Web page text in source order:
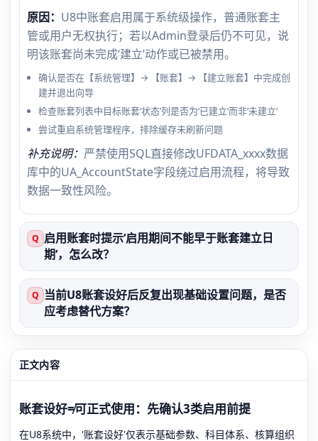
原因： U8中账套启用属于系统级操作，普通账套主
管或用户无权执行；若以Admin登录后仍不可见，说
明该账套尚未完成‘建立’动作或已被禁用。
确认是否在【系统管理】→ 【账套】→ 【建立账套】中完成创
建并退出向导
检查账套列表中目标账套‘状态’列是否为‘已建立’而非‘未建立’
尝试重启系统管理程序，排除缓存未刷新问题
补充说明： 严禁使用SQL直接修改UFDATA_xxxx数据
库中的UA_AccountState字段绕过启用流程，将导致
数据一致性风险。
Q 启用账套时提示‘启用期间不能早于账套建立日
期’，怎么改？
Q 当前U8账套设好后反复出现基础设置问题，是否
应考虑替代方案？
正文内容
账套设好≠可正式使用：先确认3类启用前提
在U8系统中，'账套设好'仅表示基础参数、科目体系、核算组织